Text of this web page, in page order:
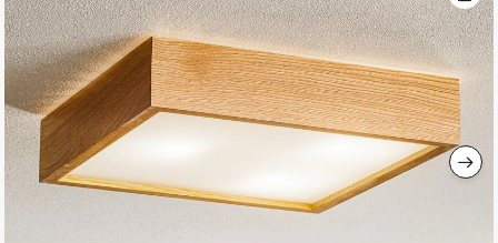
Bildgalerie
springen